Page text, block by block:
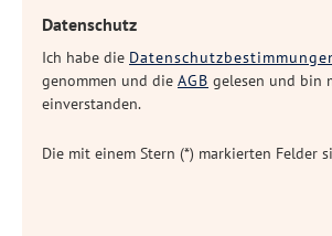
Datenschutz
Ich habe die
genommen und die AGB gelesen und bin
einverstanden.
Die mit einem Stern (*) markierten Felder